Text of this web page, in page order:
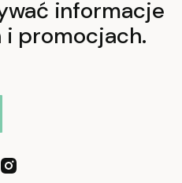
informacje
i promocjach.